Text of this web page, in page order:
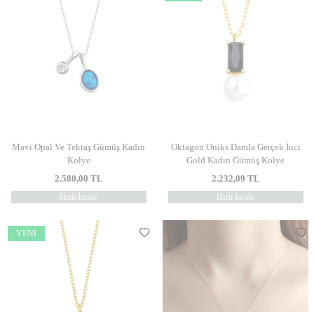
Mavi Opal Ve Tektaş Gümüş Kadın
Kolye
2.580,00 TL
Hızlı İncele
Oktagon Oniks Damla Gerçek İnci
Gold Kadın Gümüş Kolye
2.232,09 TL
Hızlı İncele
YENI